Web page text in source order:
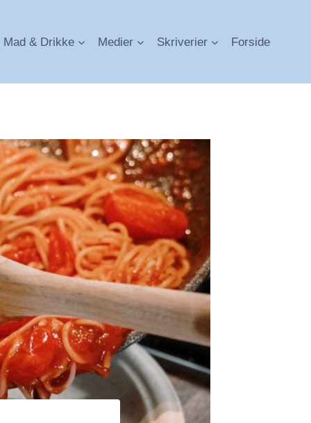
Mad & Drikke Medier Skriverier Forside